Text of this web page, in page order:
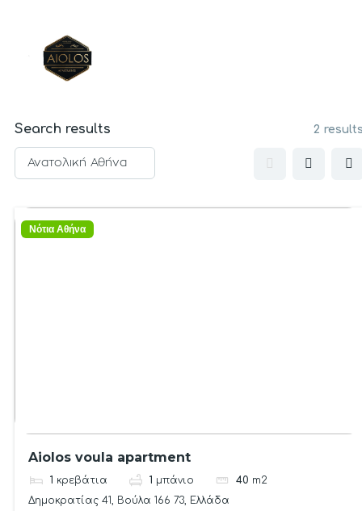
Search results 2
Νότια Αθήνα
Aiolos voula apartment
1 κρεβάτια 1 μπάνιο 40 m2
Δημοκρατίας 41, Βούλα 166 73, Ελλάδα